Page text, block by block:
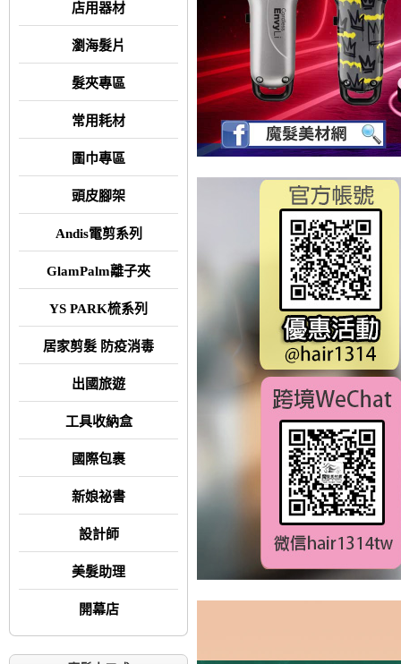
店用器材
瀏海髮片
髮夾專區
常用耗材
圍巾專區
頭皮腳架
Andis電剪系列
GlamPalm離子夾
YS PARK梳系列
居家剪髮 防疫消毒
出國旅遊
工具收納盒
國際包裹
新娘祕書
設計師
美髮助理
開幕店